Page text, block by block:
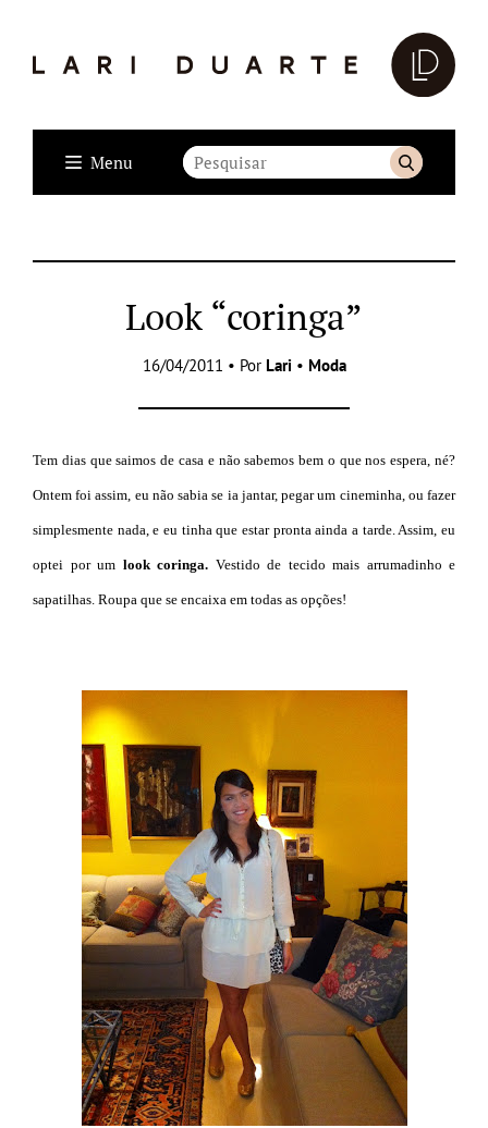
Menu
Look “coringa”
16/04/2011 • Por Lari • Moda
Tem dias que saimos de casa e não sabemos bem o que nos espera, né?
Ontem foi assim, eu não sabia se ia jantar, pegar um cineminha, ou fazer
simplesmente nada, e eu tinha que estar pronta ainda a tarde. Assim, eu
optei por um look coringa. Vestido de tecido mais arrumadinho e
sapatilhas. Roupa que se encaixa em todas as opções!